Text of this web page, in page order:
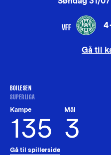
VFF
Gå til
BOILESEN
SUPERLIGA
Kampe
135
Mål
3
Gå til spillerside